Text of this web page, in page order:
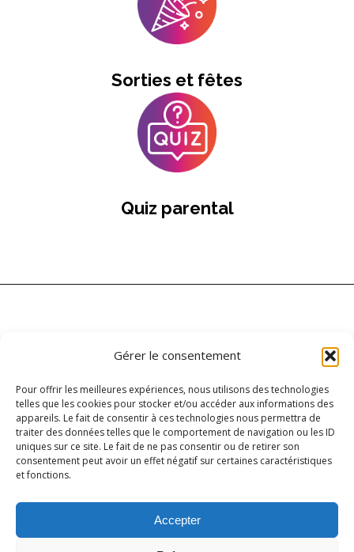
Gérer le consentement
Pour offrir les meilleures expériences, nous utilisons des technologies
telles que les cookies pour stocker et/ou accéder aux informations des
appareils. Le fait de consentir à ces technologies nous permettra de
traiter des données telles que le comportement de navigation ou les ID
uniques sur ce site. Le fait de ne pas consentir ou de retirer son
consentement peut avoir un effet négatif sur certaines caractéristiques
et fonctions.
Accepter
Sorties et fêtes
Quiz parental
Carrefour addictionS
45 rue Agasse
1208 Genève
info@carrefouraddictions.ch
022 329 11 69